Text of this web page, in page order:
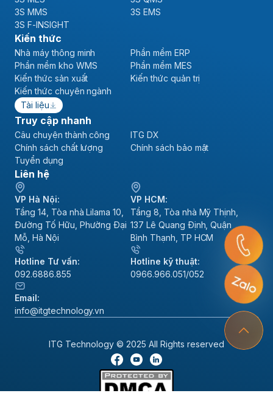
3S MMS
3S EMS
3S F-INSIGHT
Kiến thức
Nhà máy thông minh
Phần mềm ERP
Phần mềm kho WMS
Phần mềm MES
Kiến thức sản xuất
Kiến thức quản trị
Kiến thức chuyên ngành
Tài liệu
Truy cập nhanh
Câu chuyện thành công
ITG DX
Chính sách chất lượng
Chính sách bảo mật
Tuyển dụng
Liên hệ
VP Hà Nội:
Tầng 14, Tòa nhà Lilama 10,
Đường Tố Hữu, Phường Đại
Mỗ, Hà Nội
VP HCM:
Tầng 8, Tòa nhà Mỹ Thịnh,
137 Lê Quang Định, Quận
Bình Thạnh, TP HCM
Hotline Tư vấn:
092.6886.855
Hotline kỹ thuật:
0966.966.051/052
Email:
info@itgtechnology.vn
ITG Technology © 2025 All Rights reserved